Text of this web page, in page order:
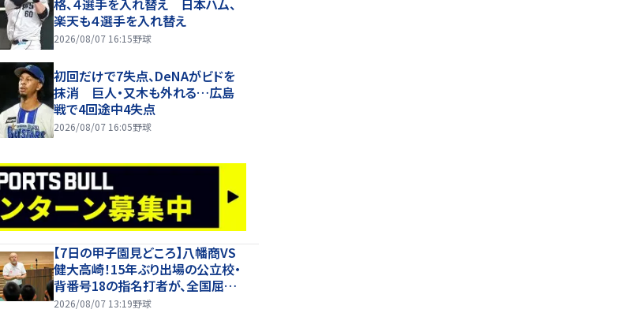
格、４選手を入れ替え 日本ハム、
楽天も４選手を入れ替え
2026/08/07 16:15野球
初回だけで7失点、DeNAがビドを
抹消 巨人・又木も外れる…広島
戦で4回途中4失点
2026/08/07 16:05野球
【7日の甲子園見どころ】八幡商VS
健大高崎！15年ぶり出場の公立校・
背番号18の指名打者が、全国屈指
の投手陣に挑む
2026/08/07 13:19野球